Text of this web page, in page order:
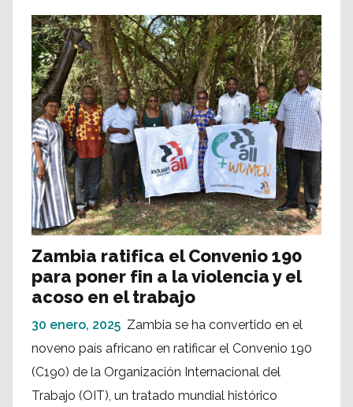
Zambia ratifica el Convenio 190
para poner fin a la violencia y el
acoso en el trabajo
30 enero, 2025 Zambia se ha convertido en el
noveno país africano en ratificar el Convenio 190
(C190) de la Organización Internacional del
Trabajo (OIT), un tratado mundial histórico